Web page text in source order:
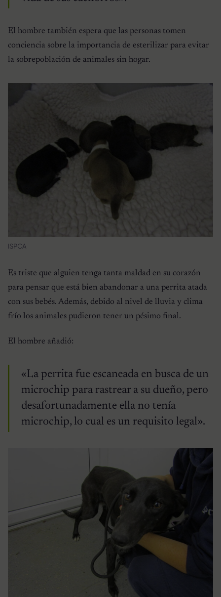
El hombre también espera que las personas tomen
conciencia sobre la importancia de esterilizar para evitar
la sobrepoblación de animales sin hogar.
ISPCA
Es triste que alguien tenga tanta maldad en su corazón
para pensar que está bien abandonar a una perrita atada
con sus bebés. Además, debido al nivel de lluvia y clima
frío los animales pudieron tener un pésimo final.
El hombre añadió:
«La perrita fue escaneada en busca de un
microchip para rastrear a su dueño, pero
desafortunadamente ella no tenía
microchip, lo cual es un requisito legal».